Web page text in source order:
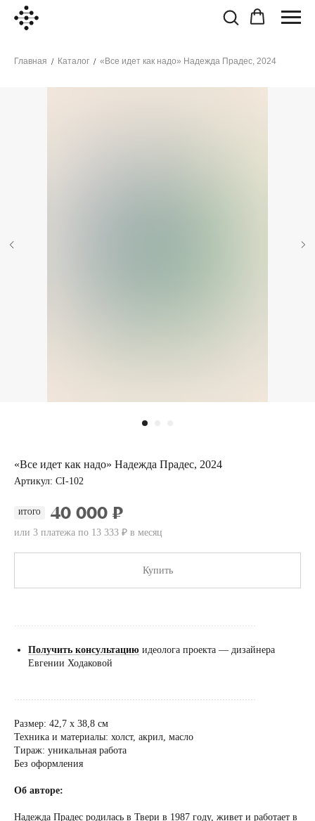
Главная / Каталог / «Все идет как надо» Надежда Прадес, 2024
«Все идет как надо» Надежда Прадес, 2024
Артикул: CI-102
ИТОГО 40 000 ₽
или 3 платежа по 13 333 ₽ в месяц
Купить
......................................................................................
Получить консультацию идеолога проекта — дизайнера
Евгении Ходаковой
......................................................................................
Размер: 42,7 х 38,8 см
Техника и материалы: холст, акрил, масло
Тираж: уникальная работа
Без оформления
Об авторе:
Надежда Прадес родилась в Твери в 1987 году, живет и работает в